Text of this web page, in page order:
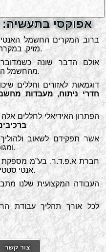
אפוקסי בתעשיה:
ברוב המקרים החשמל האנטי
מזיק, במקרה הגרוע ביותר נקבל עקצוץ קל ביד.
אולם הדבר שונה
מהחשמל הסטטי עלול לגרום לנזק בלתי הפיך.
דוגמאות לאזורים וחללים
חדרי ניתוח, מעבדות
הפתרון האידיאלי לחללים אלה
אשר תפקידם לשאוב
ומגופנו ובכך למנוע נזקים לנו ולסביבה.
חברת א.פ.ד.ר. בע”מ מספקת
אנטי סטטי לענפי התעשייה והמסחר השונים.
העבודה המקצועית שלנו
לכל אורך תהליך עבודת
צור קשר